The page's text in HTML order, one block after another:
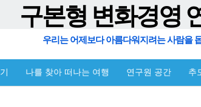
구본형 변화경영
우리는 어제보다 아름다워지려는 사람을
나를 찾아 떠나는 여행 연구원 공간 추